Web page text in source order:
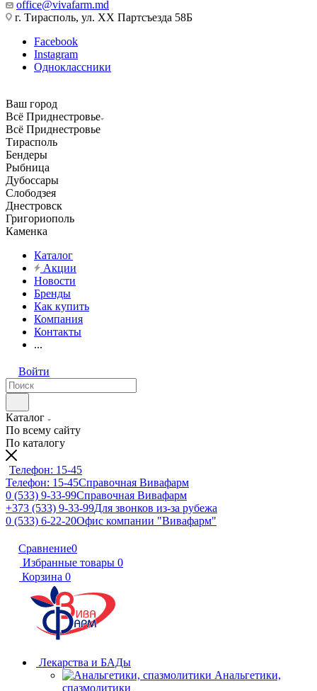
office@vivafarm.md
г. Тирасполь, ул. ХХ Партсъезда 58Б
Facebook
Instagram
Одноклассники
Ваш город
Всё Приднестровье
Всё Приднестровье
Тирасполь
Бендеры
Рыбница
Дубоссары
Слободзея
Днестровск
Григориополь
Каменка
Каталог
Акции
Новости
Бренды
Как купить
Компания
Контакты
...
Войти
Каталог
По всему сайту
По каталогу
Телефон: 15-45
Телефон: 15-45Справочная Вивафарм
0 (533) 9-33-99Справочная Вивафарм
+373 (533) 9-33-99Для звонков из-за рубежа
0 (533) 6-22-20Офис компании "Вивафарм"
Сравнение0
Избранные товары 0
Корзина 0
Лекарства и БАДы
Анальгетики,
спазмолитики